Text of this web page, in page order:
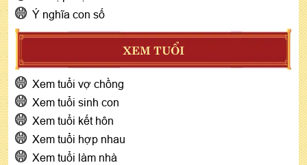
Ý nghĩa con số
XEM TUỔI
Xem tuổi vợ chồng
Xem tuổi sinh con
Xem tuổi kết hôn
Xem tuổi hợp nhau
Xem tuổi làm nhà